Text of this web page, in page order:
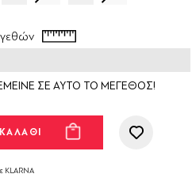
ΣΕ ΑΥΤΟ ΤΟ ΜΕΓΕΘΟΣ!
KLARNA